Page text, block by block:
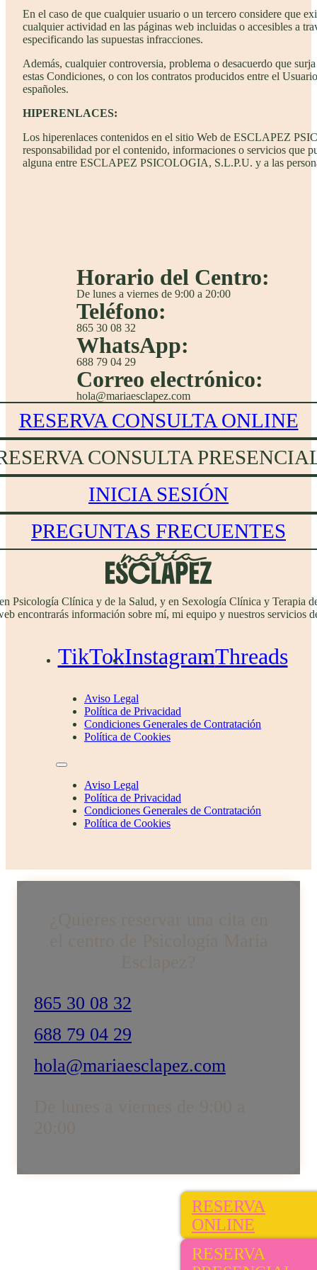
RESERVA
ONLINE
RESERVA
En el caso de que cualquier usuario o un tercero considere que
cualquier actividad en las páginas web incluidas o accesibles a
especificando las supuestas infracciones.
Además, cualquier controversia, problema o desacuerdo que
estas Condiciones, o con los contratos producidos entre el
españoles.
HIPERENLACES:
Los hiperenlaces contenidos en el sitio Web de ESCLAPEZ
responsabilidad por el contenido, informaciones o servicios que
alguna entre ESCLAPEZ PSICOLOGIA, S.L.P.U. y a las
Horario del Centro:
De lunes a viernes de 9:00 a 20:00
Teléfono:
865 30 08 32
WhatsApp:
688 79 04 29
Correo electrónico:
hola@mariaesclapez.com
RESERVA CONSULTA ONLINE
CONSULTA
INICIA SESIÓN
PREGUNTAS FRECUENTES
Psicología Clínica y de la Salud, y en Sexología Clínica y Terapia
encontrarás información sobre mí, mi equipo y nuestros servicios
TikTokInstagramThreads
Aviso Legal
Política de Privacidad
Condiciones Generales de Contratación
Política de Cookies
Aviso Legal
Política de Privacidad
Condiciones Generales de Contratación
Política de Cookies
865 30 08 32
688 79 04 29
hola@mariaesclapez.com